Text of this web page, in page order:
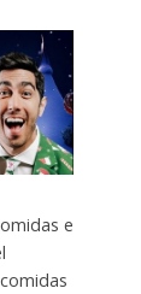
e